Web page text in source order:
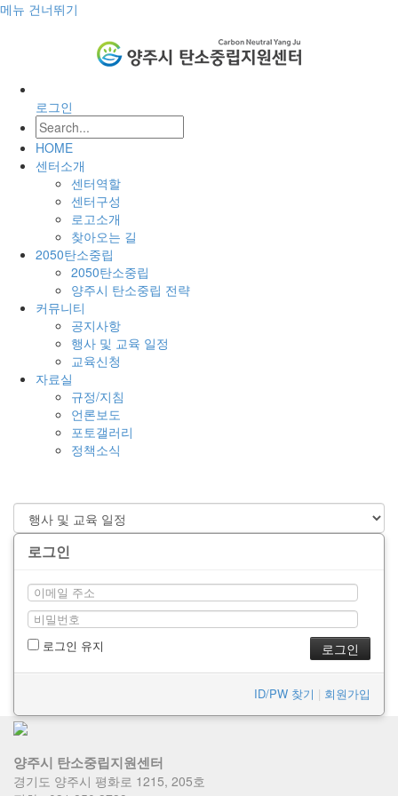
메뉴 건너뛰기
로그인
HOME
센터소개
센터역할
센터구성
로고소개
찾아오는 길
2050탄소중립
2050탄소중립
양주시 탄소중립 전략
커뮤니티
공지사항
행사 및 교육 일정
교육신청
자료실
규정/지침
언론보도
포토갤러리
정책소식
로그인
로그인 유지
ID/PW 찾기 | 회원가입
양주시 탄소중립지원센터
경기도 양주시 평화로 1215, 205호